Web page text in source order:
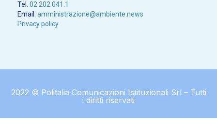
Tel. 02 202 041.1
Email: amministrazione@ambiente.news
Privacy policy
2022 © Politalia Comunicazioni Istituzionali Srl – Tutti
i diritti riservati